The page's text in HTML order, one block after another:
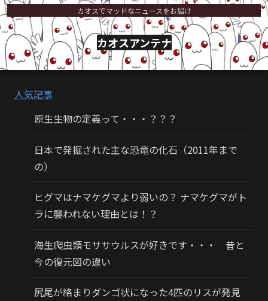
カオスでマッドなニュースをお届け
カオスアンテナ
人気記事
原生生物の定義って・・・？？？
日本で発掘された主な恐竜の化石（2011年まで
の）
ヒグマはナマケグマより弱いの？ ナマケグマがト
ラに襲われない理由とは！？
海生爬虫類モササウルスが好きです・・・ 昔と
今の復元図の違い
尻尾が絡まりダンゴ状になった4匹のリスが発見